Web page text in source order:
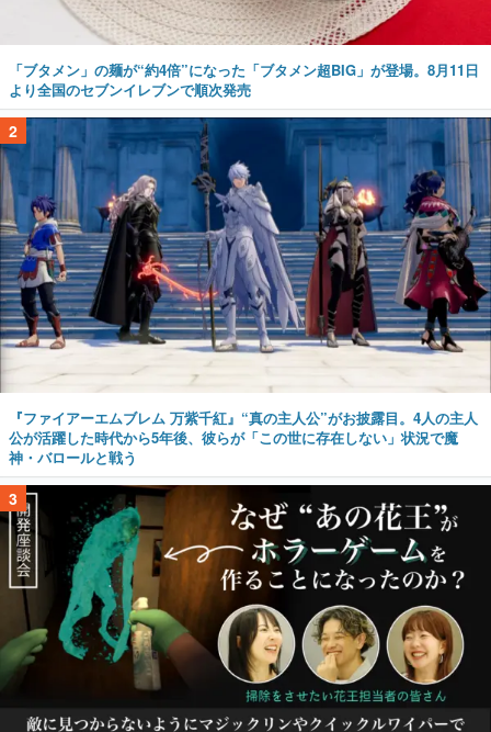
「ブタメン」の麺が“約4倍”になった「ブタメン超BIG」が登場。8月11日
より全国のセブンイレブンで順次発売
2
『ファイアーエムブレム 万紫千紅』“真の主人公”がお披露目。4人の主人
公が活躍した時代から5年後、彼らが「この世に存在しない」状況で魔
神・バロールと戦う
3